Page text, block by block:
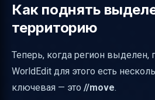
Как поднять
территорию
Теперь, когда регион выделен,
WorldEdit для этого есть
ключевая — это //move.